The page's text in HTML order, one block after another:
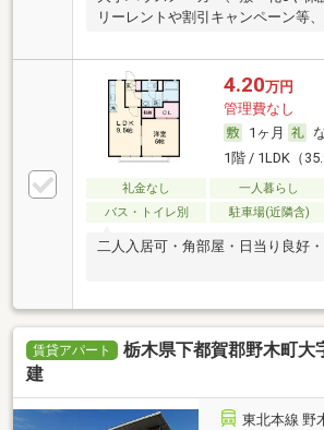
リーレントや割引キャンペーン等
4.20万円
管理費なし
1ヶ月
1階 / 1LDK（
礼金なし 一人暮らし
バス・トイレ別
駐車場(近隣含)
二人入居可・角部屋・日当り良好
賃貸アパート
栃木県下都賀郡野木町大
建
東北本線 野